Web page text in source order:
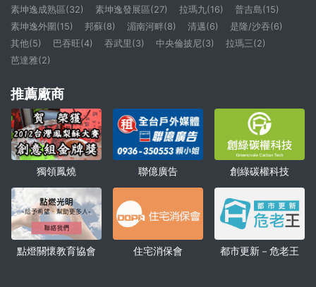
素坤逸成熟區(32) 素坤逸發展區(27) 拉瑪九(16)
普吉島(15)
素坤逸外圍(15)
邦蘇(8) 湄南河畔(8) 清邁(6)
是隆/沙吞(6)
其他(5)
巴吞旺(4) 吞武里(3) 中央倫披尼(3)
拉瑪三(2)
芭達雅(2)
推薦廠商
獨領鳳燒 聯億廣告 創綠碳權科技
點燈關懷教育協會 住宅消保會 都市更新－危老王